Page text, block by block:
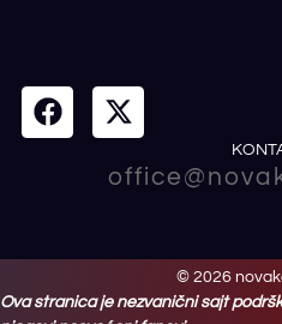
© 2026
Ova stranica je nezvanični sajt